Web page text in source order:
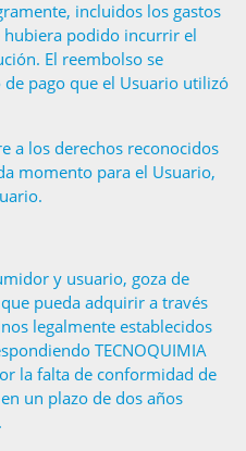
incluidos los gastos
hubiera podido incurrir el
El reembolso se
pago que el Usuario utilizó
a los derechos reconocidos
momento para el Usuario,
y usuario, goza de
pueda adquirir a través
legalmente establecidos
TECNOQUIMIA
la falta de conformidad de
un plazo de dos años